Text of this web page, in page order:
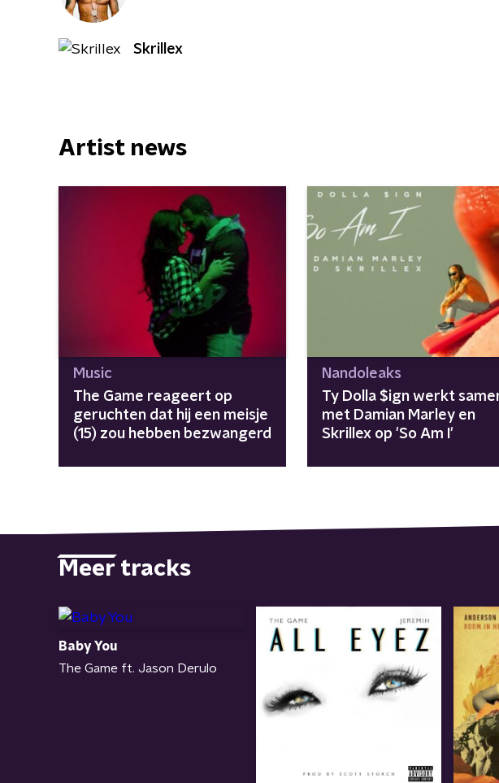
Skrillex
Artist news
Music
The Game reageert op
geruchten dat hij een meisje
(15) zou hebben bezwangerd
Nandoleaks
Ty Dolla $ign werkt
met Damian Marley en
Skrillex op 'So Am I'
Meer tracks
Baby You
The Game ft. Jason Derulo